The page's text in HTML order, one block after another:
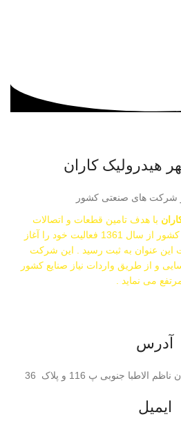
هیدرولیک کاران
شرکت های صنعتی کشور
با هدف تامین قطعات و اتصالات
هیدرولیکی مورد نیاز صنایع کشور از سال 1361 فعالیت خود را آغاز
و ازسال 1381 تحت این عنوان به ثبت رسید . این شرکت
و از طریق واردات نیاز صنایع کشور
می نماید .
آدرس
الاطبا جنوبی پ 116 و پلاک 36
ایمیل